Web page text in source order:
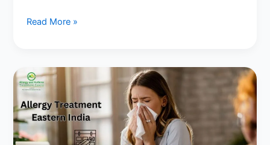
Read More »
Discover
the
Excellence
of
Allergy